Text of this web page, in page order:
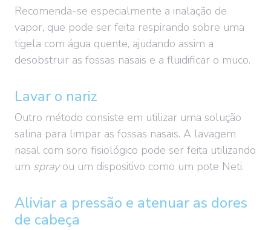
Recomenda-se especialmente a inalação de
vapor, que pode ser feita respirando sobre uma
tigela com água quente, ajudando assim a
desobstruir as fossas nasais e a fluidificar o muco.
Lavar o nariz
Outro método consiste em utilizar uma solução
salina para limpar as fossas nasais. A lavagem
nasal com soro fisiológico pode ser feita utilizando
um sprayou um dispositivo como um pote Neti.
Aliviar a pressão e atenuar as dores
de cabeça